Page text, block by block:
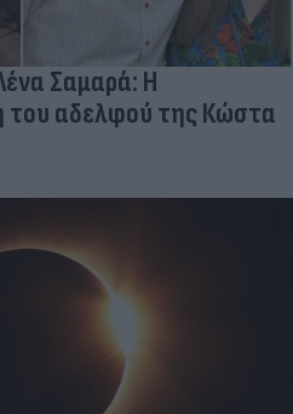
Σαμαρά: Η
του αδελφού της Κώστα